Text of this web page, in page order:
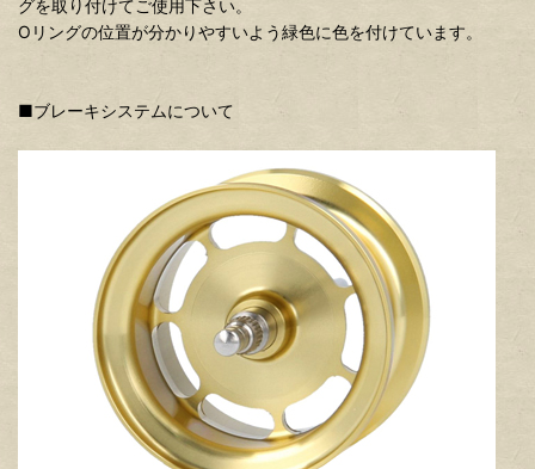
グを取り付けてご使用下さい。
Oリングの位置が分かりやすいよう緑色に色を付けています。
■ブレーキシステムについて